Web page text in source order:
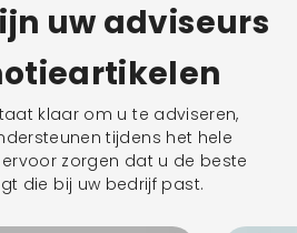
uw adviseurs
klaar om u te adviseren,
tijdens het hele
zorgen dat u de beste
die bij uw bedrijf past.